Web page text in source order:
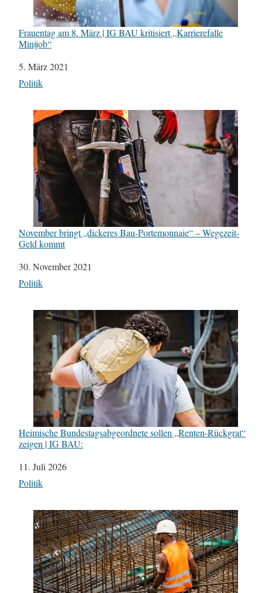
Frauentag am 8. März | IG BAU kritisiert „Karrierefalle
Minijob“
Datum
5. März 2021
In Bezug auf
Politik
November bringt „dickeres Bau-Portemonnaie“ – Wegezeit-
Geld kommt
Datum
30. November 2021
In Bezug auf
Politik
Heimische Bundestagsabgeordnete sollen „Renten-Rückgrat“
zeigen | IG BAU:
Datum
11. Juli 2026
In Bezug auf
Politik